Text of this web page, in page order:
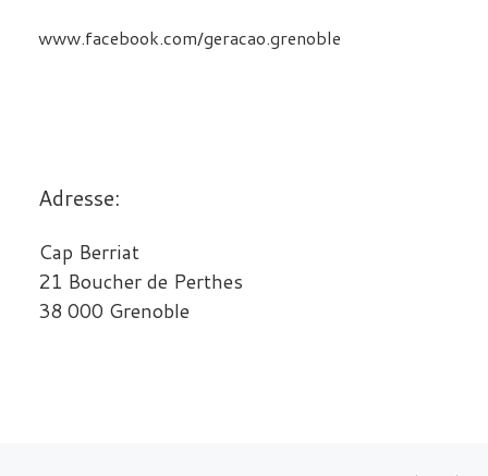
www.facebook.com/geracao.grenoble
Adresse:
Cap Berriat
21 Boucher de Perthes
38 000 Grenoble